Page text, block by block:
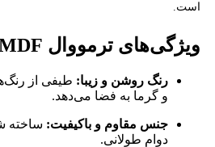
است.
ویژگی‌های ترمووال MDF پتینه روشن
رنگ روشن و زیبا: طیفی از
و گرما به فضا می‌دهد.
جنس مقاوم و باکیفیت:
دوام طولانی.